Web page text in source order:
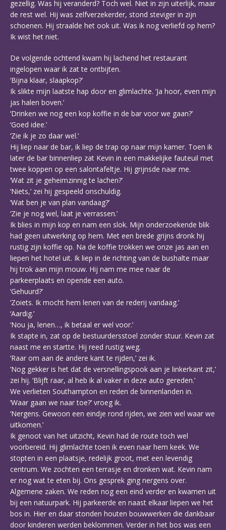
gezellig. Was hij veranderd? Toch wel. Niet in zijn uiterlijk, maar
de rest wel. Hij was zelfverzekerder, stond steviger in zijn
schoenen. Hij straalde het ook uit. Was ik nog verliefd op hem?
Ik wist het niet.
De volgende ochtend kwam hij lachend het restaurant
ingelopen waar ik zat te ontbijten.
‘Bijna klaar, slaapkop?’
Ik slikte mijn laatste hap door en glimlachte. ‘Ja hoor, even mijn
jas halen boven.’
‘Drinken we nog een kop koffie in de bar voor we gaan?’
‘Goed idee.’
‘Zie ik je zo daar wel.’
Hij liep naar de bar, ik liep de trap op naar mijn kamer. Toen ik
later de bar binnenliep zat Kevin in een makkelijke fauteuil met
twee koppen op een salontafeltje. Hij grijnsde naar me.
‘Wat zit je geheimzinnig te lachen?’
‘Niets,’ zei hij gespeeld onschuldig.
‘Wat ben je van plan vandaag?’
‘Zie je nog wel, laat je verrassen.’
Ik blies in mijn kop en nam een slok. Mijn onderzoekende blik
had geen uitwerking op hem. Met een brede grijns dronk hij
rustig zijn koffie op. Na de koffie trokken we onze jas aan en
liepen het hotel uit. Ik liep in de richting van de bushalte maar
hij trok aan mijn mouw. Hij nam me mee naar de
parkeerplaats en opende een auto.
‘Gehuurd?’
‘Zoiets. Ik mocht hem lenen van de rederij vandaag.’
‘Aardig.’
‘Nou ja, lenen…, ik betaal er wel voor.’
Ik stapte in, zat op de bestuurdersstoel zonder stuur. Kevin zat
naast me en startte. Hij reed rustig weg.
‘Raar om aan de andere kant te rijden,’ zei ik.
‘Nog gekker is het dat de versnellingspook aan je linkerkant zit,’
zei hij. ‘Blijft raar, al heb ik al vaker in deze auto gereden.’
We verlieten Southampton en reden de binnenlanden in.
‘Waar gaan we naar toe?’ vroeg ik.
‘Nergens. Gewoon een eindje rond rijden, we zien wel waar we
uitkomen.’
Ik genoot van het uitzicht, Kevin had de route toch wel
voorbereid. Hij glimlachte toen ik even naar hem keek. We
stopten in een plaatsje, redelijk groot, met een levendig
centrum. We zochten een terrasje en dronken wat. Kevin nam
er nog wat te eten bij. Ons gesprek ging nergens over.
Algemene zaken. We reden nog een eind verder en kwamen uit
bij een natuurpark. Hij parkeerde en naast elkaar liepen we het
bos in. Hier en daar stonden houten bouwwerken die dankbaar
door kinderen werden beklommen. Verder in het bos was een